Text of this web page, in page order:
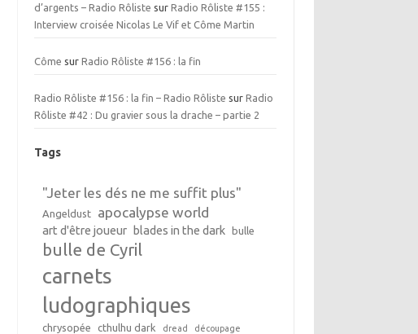
d’argents – Radio Rôliste surRadio Rôliste #155 :
Interview croisée Nicolas Le Vif et Côme Martin
Côme surRadio Rôliste #156 : la fin
Radio Rôliste #156 : la fin – Radio Rôliste surRadio
Rôliste #42 : Du gravier sous la drache – partie 2
Tags
"Jeter les dés ne me suffit plus"
Angeldust apocalypse world
art d'être joueur blades in the dark bulle
bulle de Cyril
carnets
ludographiques
chrysopée cthulhu dark dread découpage